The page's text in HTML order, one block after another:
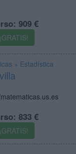
909 €
+ Estadística
833 €